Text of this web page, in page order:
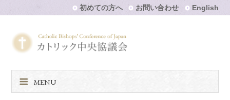
初めての方へ お問い合わせ English
MENU